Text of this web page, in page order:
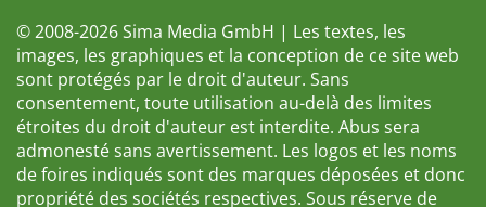
© 2008-2026 Sima Media GmbH | Les textes, les
images, les graphiques et la conception de ce site web
sont protégés par le droit d'auteur. Sans
consentement, toute utilisation au-delà des limites
étroites du droit d'auteur est interdite. Abus sera
admonesté sans avertissement. Les logos et les noms
de foires indiqués sont des marques déposées et donc
propriété des sociétés respectives. Sous réserve de